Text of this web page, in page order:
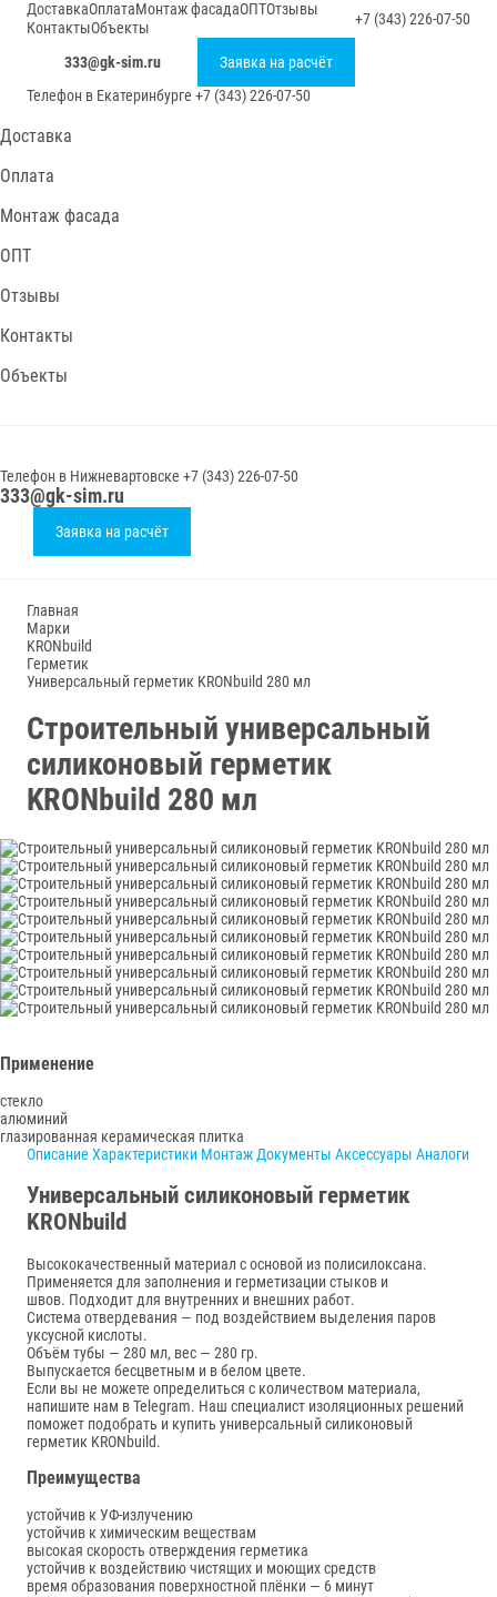
ДоставкаОплатаМонтаж фасадаОПТОтзывы
КонтактыОбъекты +7 (343) 226-07-50
333@gk-sim.ru
Заявка на расчёт
Телефон в Екатеринбурге +7 (343) 226-07-50
Доставка
Оплата
Монтаж фасада
ОПТ
Отзывы
Контакты
Объекты
Телефон в Нижневартовске +7 (343) 226-07-50
333@gk-sim.ru
Заявка на расчёт
Главная
Марки
KRONbuild
Герметик
Универсальный герметик KRONbuild 280 мл
Строительный универсальный
силиконовый герметик
KRONbuild 280 мл
Применение
стекло
алюминий
глазированная керамическая плитка
Описание Характеристики Монтаж Документы Аксессуары Аналоги
Универсальный силиконовый герметик
KRONbuild
Высококачественный материал с основой из полисилоксана.
Применяется для заполнения и герметизации стыков и
швов. Подходит для внутренних и внешних работ.
Система отвердевания — под воздействием выделения паров
уксусной кислоты.
Объём тубы — 280 мл, вес — 280 гр.
Выпускается бесцветным и в белом цвете.
Если вы не можете определиться с количеством материала,
напишите нам в Telegram. Наш специалист изоляционных решений
поможет подобрать и купить универсальный силиконовый
герметик KRONbuild.
Преимущества
устойчив к УФ-излучению
устойчив к химическим веществам
высокая скорость отверждения герметика
устойчив к воздействию чистящих и моющих средств
время образования поверхностной плёнки — 6 минут